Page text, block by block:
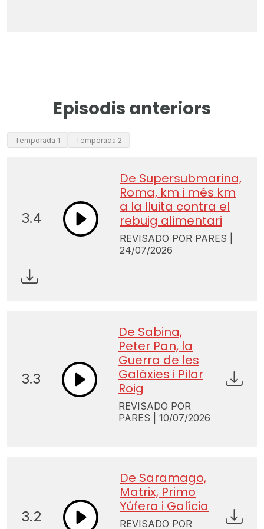
Episodis anteriors
Temporada 1 Temporada 2
3.4
De Supersubmarina,
Roma, km i més km
a la lluita contra el
rebuig alimentari
REVISADO POR PARES |
24/07/2026
3.3
De Sabina,
Peter Pan, la
Guerra de les
Galàxies i Pilar
Roig
REVISADO POR
PARES | 10/07/2026
3.2
De Saramago,
Matrix, Primo
Yúfera i Galícia
REVISADO POR